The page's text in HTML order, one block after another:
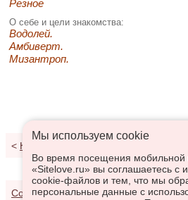
Резное
О себе и цели знакомства:
Водолей.
Амбиверт.
Мизантроп.
< К результатам поиска
Соглашение о предоставлении услуг
Мы используем сookie
Во время посещения мобильной
«Sitelove.ru» вы соглашаетесь с
cookie-файлов и тем, что мы
персональные данные с